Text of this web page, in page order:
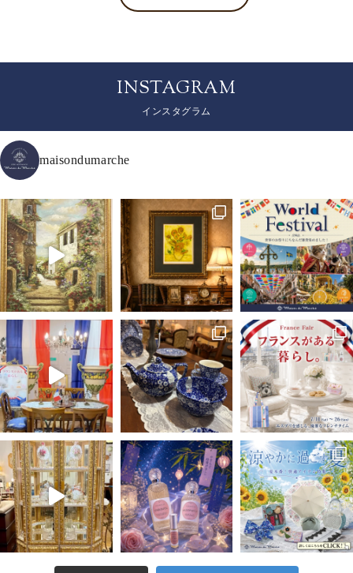
INSTAGRAM
インスタグラム
maisondumarche